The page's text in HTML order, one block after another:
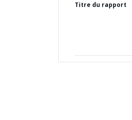
Titre du rapport